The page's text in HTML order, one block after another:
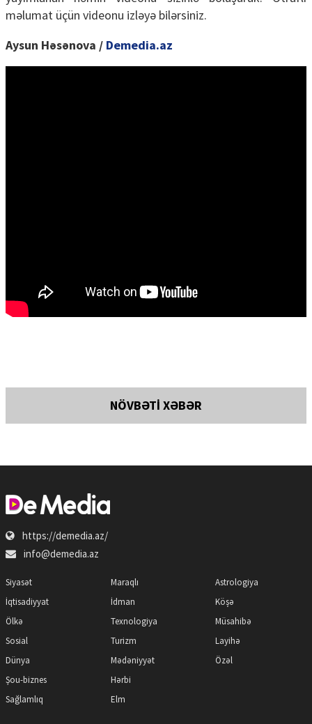
məlumat üçün videonu izləyə bilərsiniz.
Aysun Həsənova / Demedia.az
NÖVBƏTİ XƏBƏR
https://demedia.az/
info@demedia.az
Siyasət
İqtisadiyyat
Ölkə
Sosial
Dünya
Şou-biznes
Sağlamlıq
Maraqlı
İdman
Texnologiya
Turizm
Mədəniyyət
Hərbi
Elm
Astrologiya
Köşə
Müsahibə
Layihə
Özəl